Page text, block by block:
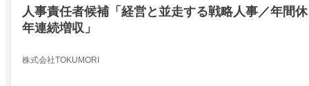
人事責任者候補「経営と並走する戦略人事／年間
年連続増収」
株式会社TOKUMORI